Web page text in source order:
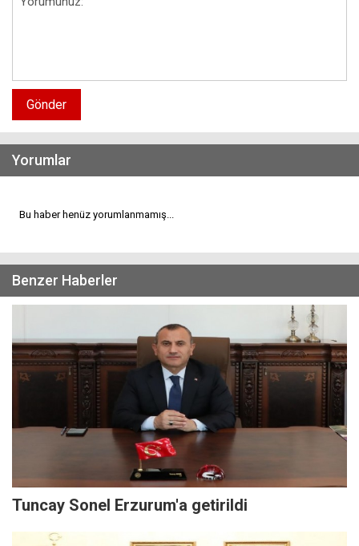
Gönder
Yorumlar
Bu haber henüz yorumlanmamış...
Benzer Haberler
Tuncay Sonel Erzurum'a getirildi